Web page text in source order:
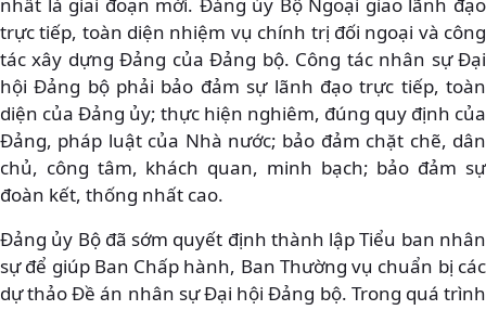
trực tiếp, toàn diện nhiệm vụ chính trị đối ngoại và công
tác xây dựng Đảng của Đảng bộ. Công tác nhân sự Đại
hội Đảng bộ phải bảo đảm sự lãnh đạo trực tiếp, toàn
diện của Đảng ủy; thực hiện nghiêm, đúng quy định của
Đảng, pháp luật của Nhà nước; bảo đảm chặt chẽ, dân
chủ, công tâm, khách quan, minh bạch; bảo đảm sự
đoàn kết, thống nhất cao.
Đảng ủy Bộ đã sớm quyết định thành lập Tiểu ban nhân
sự để giúp Ban Chấp hành, Ban Thường vụ chuẩn bị các
dự thảo Đề án nhân sự Đại hội Đảng bộ. Trong quá trình